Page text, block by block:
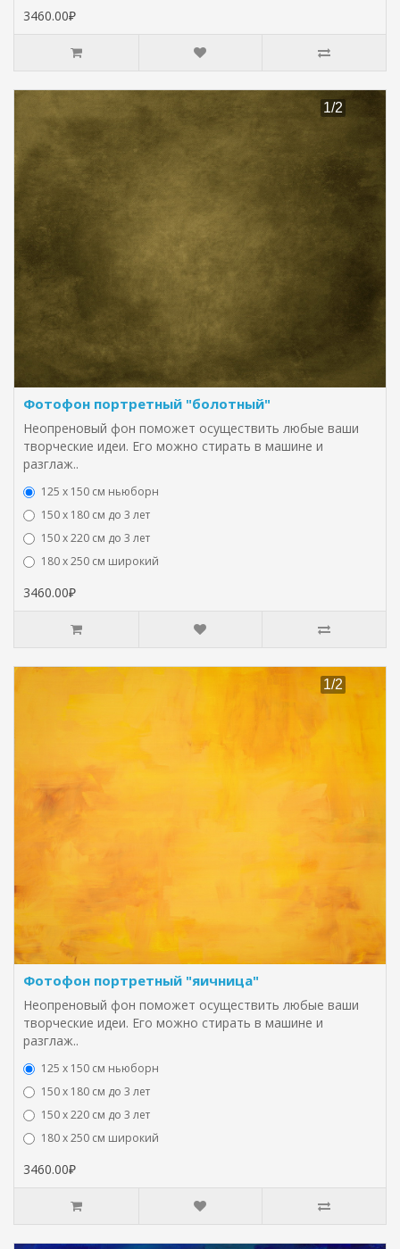
3460.00₽
Фотофон портретный "болотный"
Неопреновый фон поможет осуществить любые ваши
творческие идеи. Его можно стирать в машине и
разглаж..
125 x 150 см ньюборн
150 х 180 см до 3 лет
150 х 220 см до 3 лет
180 х 250 см широкий
3460.00₽
Фотофон портретный "яичница"
Неопреновый фон поможет осуществить любые ваши
творческие идеи. Его можно стирать в машине и
разглаж..
125 x 150 см ньюборн
150 х 180 см до 3 лет
150 х 220 см до 3 лет
180 х 250 см широкий
3460.00₽